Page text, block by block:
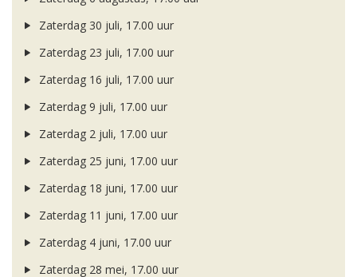
Zaterdag 30 juli, 17.00 uur
Zaterdag 23 juli, 17.00 uur
Zaterdag 16 juli, 17.00 uur
Zaterdag 9 juli, 17.00 uur
Zaterdag 2 juli, 17.00 uur
Zaterdag 25 juni, 17.00 uur
Zaterdag 18 juni, 17.00 uur
Zaterdag 11 juni, 17.00 uur
Zaterdag 4 juni, 17.00 uur
Zaterdag 28 mei, 17.00 uur